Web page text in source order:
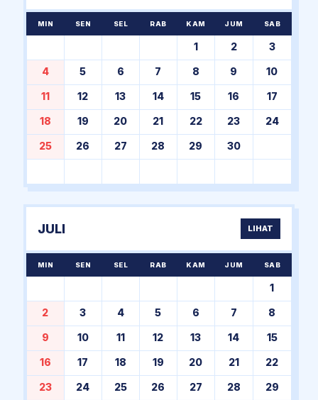
MIN SEN SEL RAB KAM JUM SAB
1 2 3
4 5 6 7 8 9 10
11 12 13 14 15 16 17
18 19 20 21 22 23 24
25 26 27 28 29 30
JULI LIHAT
MIN SEN SEL RAB KAM JUM SAB
1
2 3 4 5 6 7 8
9 10 11 12 13 14 15
16 17 18 19 20 21 22
23 24 25 26 27 28 29